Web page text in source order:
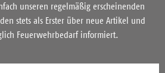
unseren regelmäßig erscheinenden
stets als Erster über neue Artikel und
Feuerwehrbedarf informiert.